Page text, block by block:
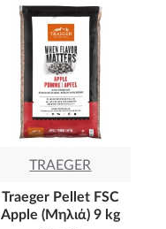
TRAEGER
Traeger Pellet FSC
Apple (Μηλιά) 9 kg